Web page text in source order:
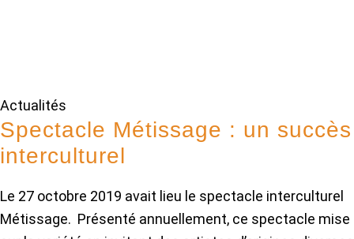
Actualités
Spectacle Métissage : un succès
interculturel
Le 27 octobre 2019 avait lieu le spectacle interculturel
Métissage. Présenté annuellement, ce spectacle mise